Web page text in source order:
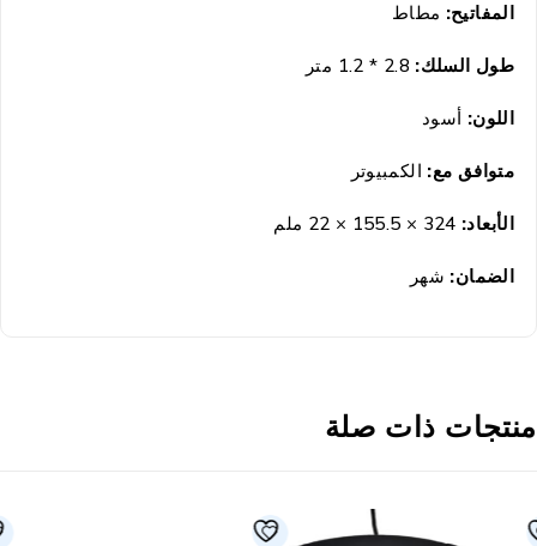
المفاتيح:مطاط
طول السلك:2.8 * 1.2 متر
اللون: أسود
متوافق مع: الكمبيوتر
الأبعاد:324 × 155.5 × 22 ملم
الضمان:شهر
ذات صلة